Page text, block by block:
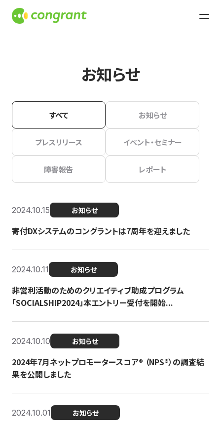
お知らせ
すべて お知らせ
プレスリリース イベント・セミナー
障害報告 レポート
2024.10.15 お知らせ
寄付DXシステムのコングラントは7周年を迎えました
2024.10.11 お知らせ
非営利活動のためのクリエイティブ助成プログラム
「SOCIALSHIP2024」本エントリー受付を開始...
2024.10.10 お知らせ
2024年7月ネットプロモータースコア®︎ （NPS®︎）の調査結
果を公開しました
2024.10.01 お知らせ